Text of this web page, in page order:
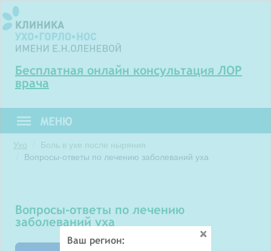
Бесплатная онлайн консультация ЛОР
врача
Ухо
Боль в ухе после ныряния
Вопросы-ответы по лечению заболеваний уха
вопросы-ответы по лечению
заболеваний уха
Ваш регион: